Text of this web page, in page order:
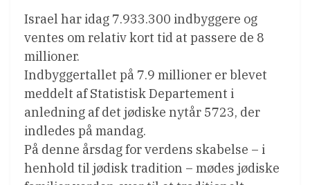
Israel har idag 7.933.300 indbyggere og
ventes om relativ kort tid at passere de 8
millioner.
Indbyggertallet på 7.9 millioner er blevet
meddelt af Statistisk Departement i
anledning af det jødiske nytår 5723, der
indledes på mandag.
På denne årsdag for verdens skabelse – i
henhold til jødisk tradition – mødes jødiske